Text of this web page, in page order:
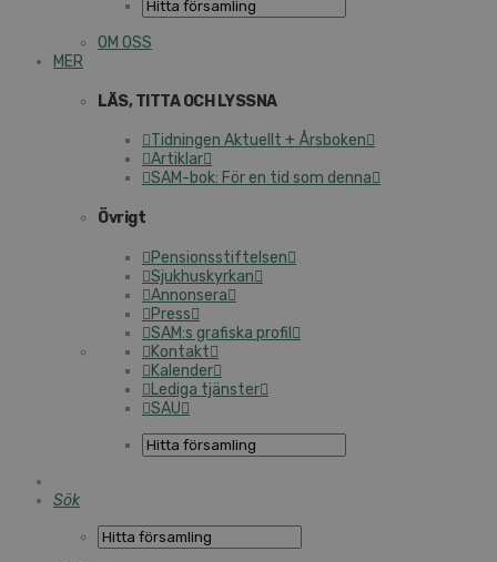
OM OSS
MER
LÄS, TITTA OCH LYSSNA
Tidningen Aktuellt + Årsboken
Artiklar
SAM-bok: För en tid som denna
Övrigt
Pensionsstiftelsen
Sjukhuskyrkan
Annonsera
Press
SAM:s grafiska profil
Kontakt
Kalender
Lediga tjänster
SAU
Sök